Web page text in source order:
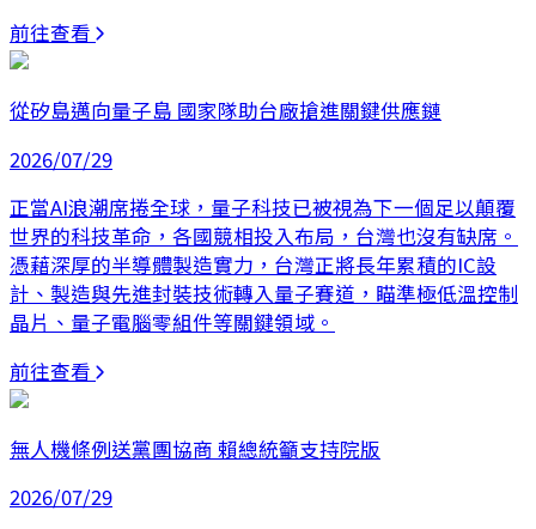
前往查看
從矽島邁向量子島 國家隊助台廠搶進關鍵供應鏈
2026/07/29
正當AI浪潮席捲全球，量子科技已被視為下一個足以顛覆
世界的科技革命，各國競相投入布局，台灣也沒有缺席。
憑藉深厚的半導體製造實力，台灣正將長年累積的IC設
計、製造與先進封裝技術轉入量子賽道，瞄準極低溫控制
晶片、量子電腦零組件等關鍵領域。
前往查看
無人機條例送黨團協商 賴總統籲支持院版
2026/07/29